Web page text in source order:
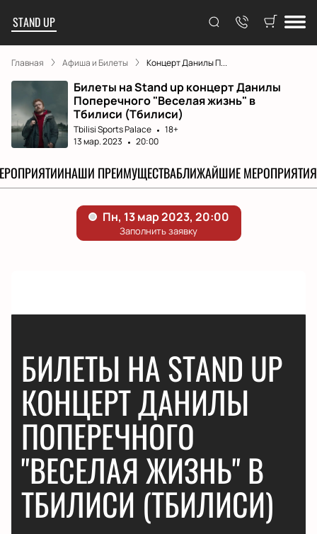
STAND UP
Главная Афиша и Билеты Концерт Данилы П...
Билеты на Stand up концерт Данилы
Поперечного "Веселая жизнь" в
Тбилиси (Тбилиси)
Tbilisi Sports Palace
18+
13 мар. 2023
20:00
НАШИ ПРЕИМУЩЕСТВАБЛИЖАЙШИЕ МЕРОПРИЯТИЯ
БИЛЕТЫ НА STAND UP
КОНЦЕРТ ДАНИЛЫ
ПОПЕРЕЧНОГО
"ВЕСЕЛАЯ ЖИЗНЬ" В
ТБИЛИСИ (ТБИЛИСИ)